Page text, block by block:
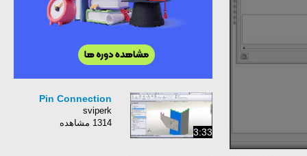
3:33
Pin Connection
sviperk
1314 مشاهده